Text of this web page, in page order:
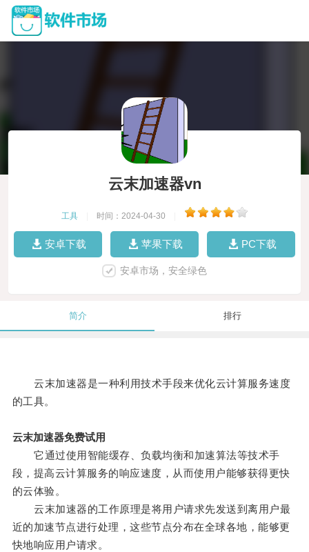
云末加速器vn
工具 时间：2024-04-30
安卓下载 苹果下载 PC下载
安卓市场，安全绿色
简介 排行
云末加速器是一种利用技术手段来优化云计算服务速度
的工具。
云末加速器免费试用
它通过使用智能缓存、负载均衡和加速算法等技术手
段，提高云计算服务的响应速度，从而使用户能够获得更快
的云体验。
云末加速器的工作原理是将用户请求先发送到离用户最
近的加速节点进行处理，这些节点分布在全球各地，能够更
快地响应用户请求。